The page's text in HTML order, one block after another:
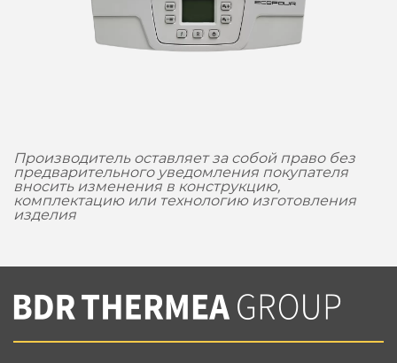
Производитель оставляет за собой право без
предварительного уведомления покупателя
вносить изменения в конструкцию,
комплектацию или технологию изготовления
изделия